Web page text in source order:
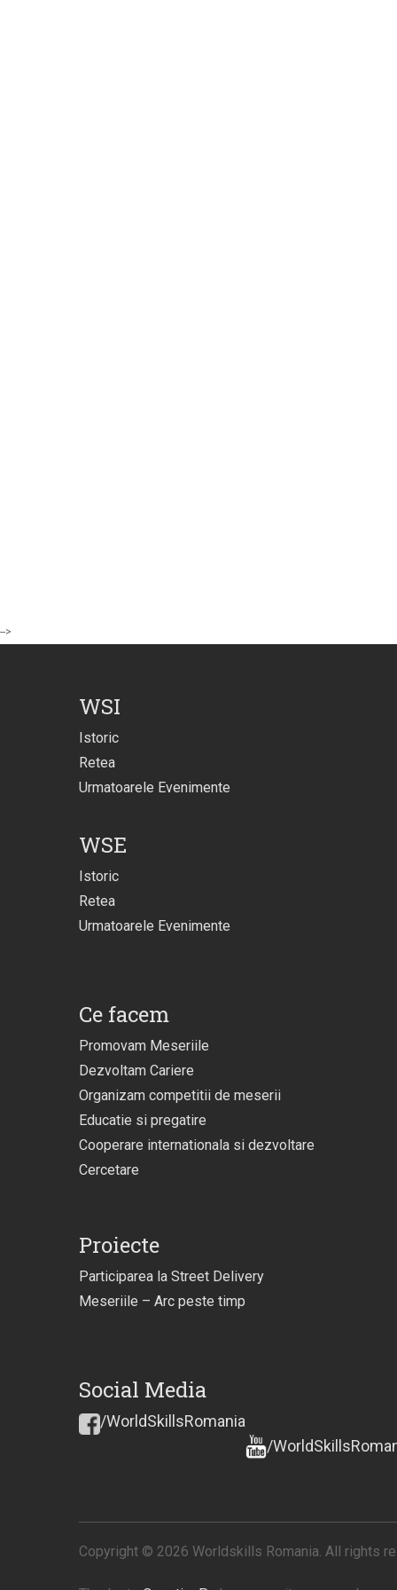
-->
WSI
Istoric
Retea
Urmatoarele Evenimente
WSE
Istoric
Retea
Urmatoarele Evenimente
Ce facem
Promovam Meseriile
Dezvoltam Cariere
Organizam competitii de meserii
Educatie si pregatire
Cooperare internationala si dezvoltare
Cercetare
Proiecte
Participarea la Street Delivery
Meseriile – Arc peste timp
Social Media
/WorldSkillsRomania
/
Copyright © 2026 Worldskills Romania. All rights